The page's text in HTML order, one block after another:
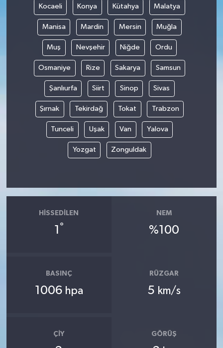
Kocaeli Konya Kütahya Malatya
Manisa Mardin Mersin Muğla
Muş Nevşehir Niğde Ordu
Osmaniye Rize Sakarya Samsun
Şanlıurfa Siirt Sinop Sivas
Şırnak Tekirdağ Tokat Trabzon
Tunceli Uşak Van Yalova
Yozgat Zonguldak
HISSEDILEN
1 °
NEM
%100
BASINÇ
1006 hpa
RÜZGAR
5 km/s
ÇIY GÖRÜŞ